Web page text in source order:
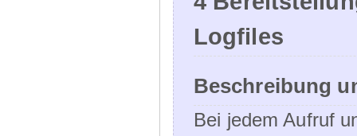
Logfiles
Beschreibung
Bei jedem Aufruf